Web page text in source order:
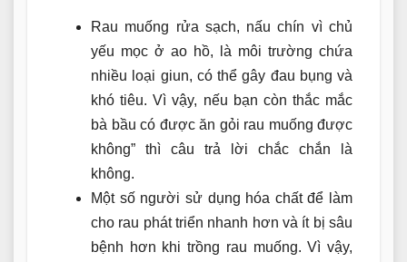
Rau muống rửa sạch, nấu chín vì chủ
yếu mọc ở ao hồ, là môi trường chứa
nhiều loại giun, có thể gây đau bụng và
khó tiêu. Vì vậy, nếu bạn còn thắc mắc
bà bầu có được ăn gỏi rau muống được
không” thì câu trả lời chắc chắn là
không.
Một số người sử dụng hóa chất để làm
cho rau phát triển nhanh hơn và ít bị sâu
bệnh hơn khi trồng rau muống. Vì vậy,